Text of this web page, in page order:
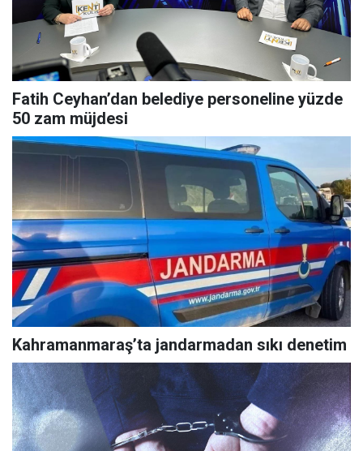
Fatih Ceyhan’dan belediye personeline yüzde
50 zam müjdesi
Kahramanmaraş’ta jandarmadan sıkı denetim